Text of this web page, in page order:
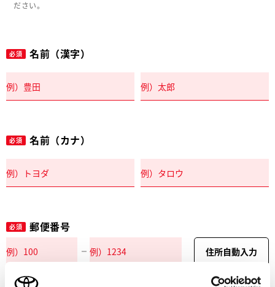
ださい。
必須 名前（漢字）
必須 名前（カナ）
必須 郵便番号
住所自動入力